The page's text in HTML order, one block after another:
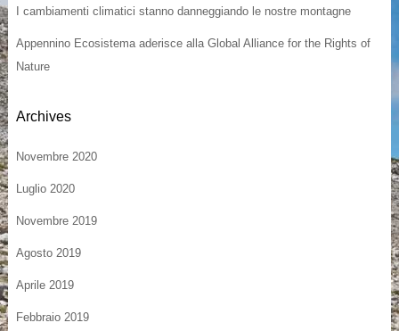
I cambiamenti climatici stanno danneggiando le nostre montagne
Appennino Ecosistema aderisce alla Global Alliance for the Rights of
Nature
Archives
Novembre 2020
Luglio 2020
Novembre 2019
Agosto 2019
Aprile 2019
Febbraio 2019